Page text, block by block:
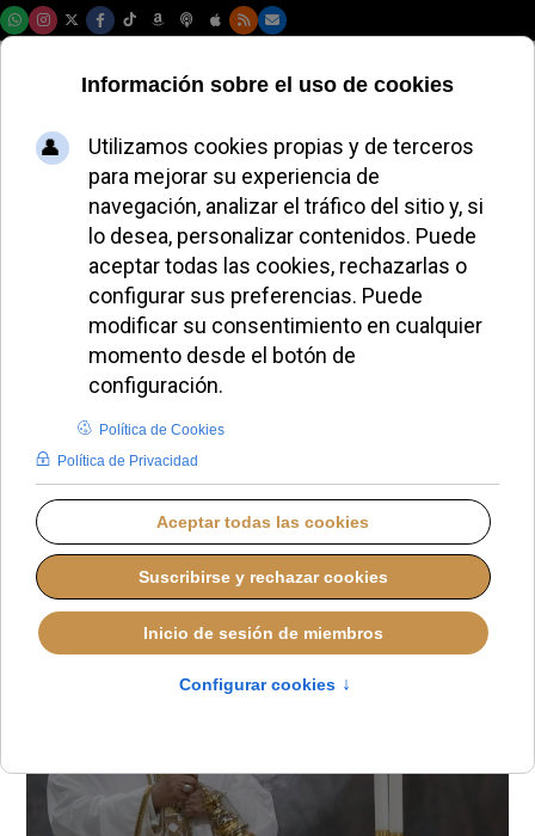
Un empresario
vinculado al
régimen
venezolano agrede
a un periodista en
Roma
REDACCIÓN IGLESIA HOY LUNES, 20 OCTUBRE 2025 08:07